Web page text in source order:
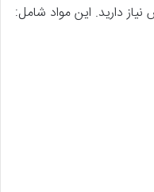
دارید. این مواد شامل: